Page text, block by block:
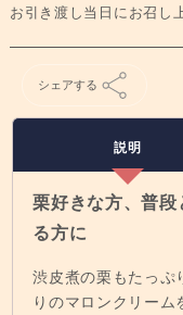
お引き渡し当日にお召し
シェアする
説明
栗好きな方、普
る方に
渋皮煮の栗もたっぷ
りのマロンクリーム